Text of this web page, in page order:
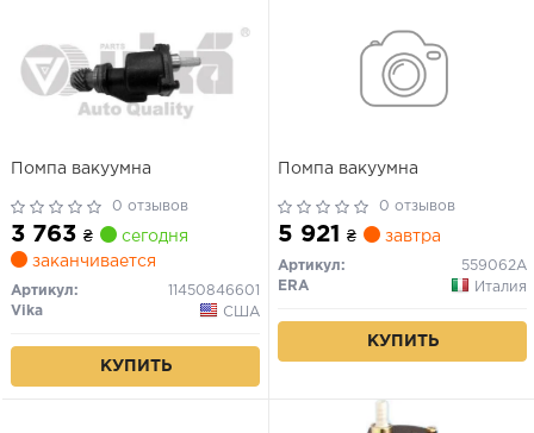
Помпа вакуумна
0 отзывов
3 763 ₴
сегодня
заканчивается
Артикул:
11450846601
Vika
США
КУПИТЬ
Помпа вакуумна
0 отзывов
5 921 ₴ завтра
Артикул:
559062A
ERA
Италия
КУПИТЬ